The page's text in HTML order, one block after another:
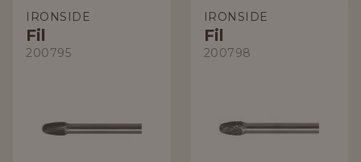
IRONSIDE
Fil
200795
IRONSIDE
Fil
200798